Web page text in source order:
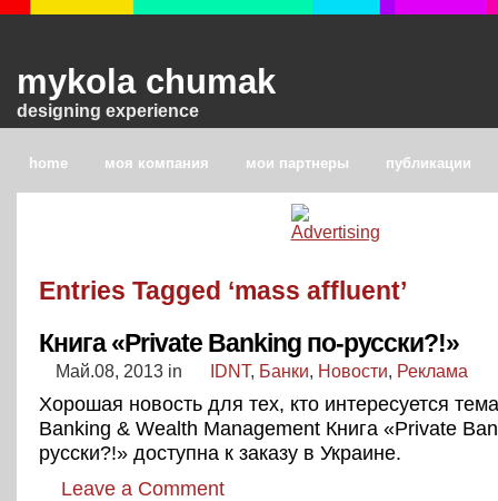
mykola chumak
designing experience
home моя компания мои партнеры публикации
Entries Tagged ‘mass affluent’
Книга «Private Banking по-русски?!»
Май.08, 2013 in IDNT, Банки, Новости, Реклама
Хорошая новость для тех, кто интересуется
Banking & Wealth Management Книга «Private
русски?!» доступна к заказу в Украине.
Leave a Comment